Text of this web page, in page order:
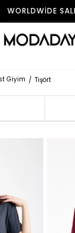
FAST DELIVERY
Giyim Tişört